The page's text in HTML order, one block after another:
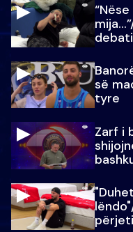
së
tyre
Zarf i